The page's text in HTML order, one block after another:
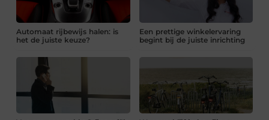
Automaat rijbewijs halen: is
het de juiste keuze?
Een prettige winkelervaring
begint bij de juiste inrichting